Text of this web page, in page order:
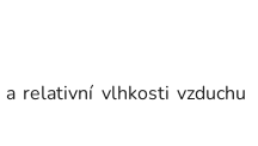
relativní vlhkosti vzduchu